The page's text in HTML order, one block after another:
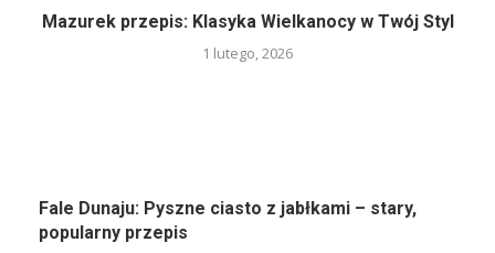
Mazurek przepis: Klasyka Wielkanocy w Twój Styl
1 lutego, 2026
Fale Dunaju: Pyszne ciasto z jabłkami – stary,
popularny przepis